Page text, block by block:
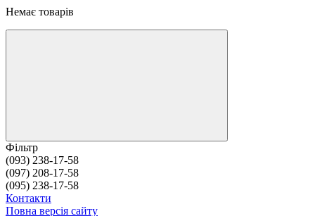
Немає товарів
Фільтр
(093) 238-17-58
(097) 208-17-58
(095) 238-17-58
Контакти
Повна версія сайту